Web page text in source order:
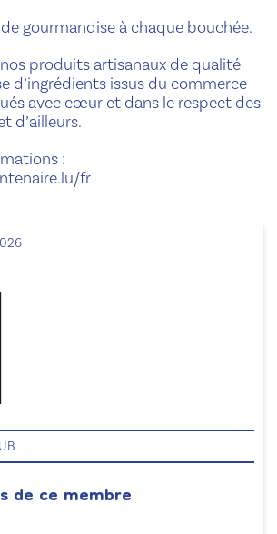
de ce membre
gourmandise à chaque bouchée.
produits artisanaux de qualité
d’ingrédients issus du commerce
avec cœur et dans le respect des
d’ailleurs.
:
fr